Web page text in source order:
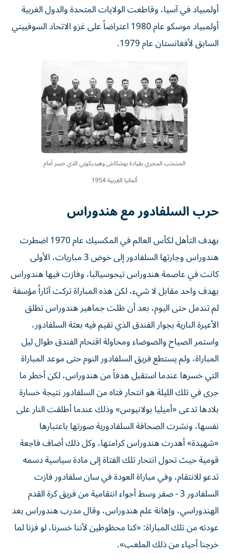
أولمبياد في آسيا، وقاطعت الولايات المتحدة والدول الغربية
أولمبياد موسكو عام 1980 اعتراضاً على غزو الاتحاد السوفييتي
السابق لأفغانستان عام 1979.
المنتخب المجري بقيادة بوشكاش وهيديكوني الذي خسر أمام
ألمانيا الغربية 1954
حرب السلفادور مع هندوراس
بهدف التأهل لكأس العالم في المكسيك عام 1970 اضطرت
هندوراس وجارتها السلفادور إلى خوض 3 مباريات، الأولى
كانت في عاصمة هندوراس تيجوسيالبا، وفازت فيها هندوراس
بهدف واحد مقابل لا شيء، لكن هذه المباراة تركت آثاراً مؤسفة
لم تندمل حتى اليوم، بعد أن ظلت جماهير هندوراس تطلق
الأعيرة النارية بجوار الفندق الذي تقيم فيه بعثة السلفادور،
واستمر الصياح والضوضاء ومحاولة اقتحام الفندق طوال ليل
المباراة، ولم يستطع فريق السلفادور النوم حتى موعد المباراة
التي خسرها عندما استقبل هدفاً من هندوراس، لكن أخطر ما
جرى في تلك الليلة هو انتحار فتاه من السلفادور نتيجة خسارة
بلادها تدعى «أميليا بولانيوس» وذلك عندما أطلقت النار على
نفسها، ونشرت الصحافة السلفادورية صورتها باعتبارها
«شهيدة» أهدرت هندوراس كرامتها، وكل ذلك أضاف فاجعة
قومية حيث تحول انتحار تلك الفتاة إلى مادة سياسية دسمه
تدعو للانتقام، وفي مباراة العودة في سان سلفادور فازت
السلفادور 3 - صفر وسط أجواء انتقامية من فريق كرة القدم
الهندوراسي، وإهانة علم هندوراس، وقال مدرب هندوراس بعد
عودته من تلك المباراة: «كنا محظوظين لأننا خسرنا، لو فزنا لما
خرجنا أحياء من ذلك الملعب».